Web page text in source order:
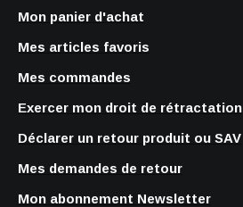
Mon panier d'achat
Mes articles favoris
Mes commandes
Exercer mon droit de rétractation
Déclarer un retour produit ou SAV
Mes demandes de retour
Mon abonnement Newsletter